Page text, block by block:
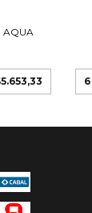
AQUA
6